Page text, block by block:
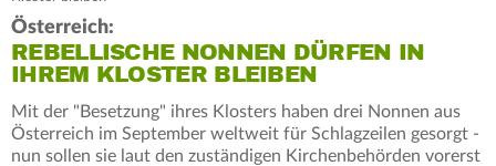
Österreich:
REBELLISCHE NONNEN DÜRFEN IN
IHREM KLOSTER BLEIBEN
Mit der "Besetzung" ihres Klosters haben drei Nonnen aus
Österreich im September weltweit für Schlagzeilen gesorgt -
nun sollen sie laut den zuständigen Kirchenbehörden vorerst